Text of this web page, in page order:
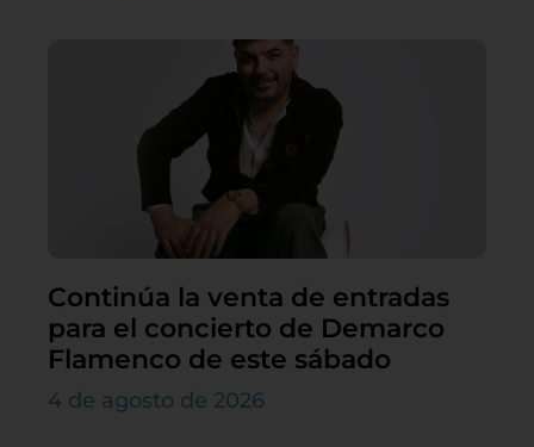
Continúa la venta de entradas
para el concierto de Demarco
Flamenco de este sábado
4 de agosto de 2026